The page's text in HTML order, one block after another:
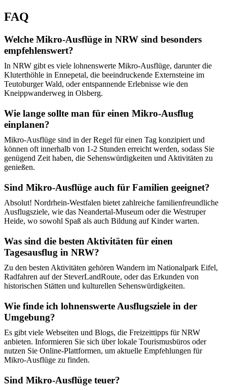
FAQ
Welche Mikro-Ausflüge in NRW sind besonders
empfehlenswert?
In NRW gibt es viele lohnenswerte Mikro-Ausflüge, darunter die
Kluterthöhle in Ennepetal, die beeindruckende Externsteine im
Teutoburger Wald, oder entspannende Erlebnisse wie den
Kneippwanderweg in Olsberg.
Wie lange sollte man für einen Mikro-Ausflug
einplanen?
Mikro-Ausflüge sind in der Regel für einen Tag konzipiert und
können oft innerhalb von 1-2 Stunden erreicht werden, sodass Sie
genügend Zeit haben, die Sehenswürdigkeiten und Aktivitäten zu
genießen.
Sind Mikro-Ausflüge auch für Familien geeignet?
Absolut! Nordrhein-Westfalen bietet zahlreiche familienfreundliche
Ausflugsziele, wie das Neandertal-Museum oder die Westruper
Heide, wo sowohl Spaß als auch Bildung auf Kinder warten.
Was sind die besten Aktivitäten für einen
Tagesausflug in NRW?
Zu den besten Aktivitäten gehören Wandern im Nationalpark Eifel,
Radfahren auf der SteverLandRoute, oder das Erkunden von
historischen Stätten und kulturellen Sehenswürdigkeiten.
Wie finde ich lohnenswerte Ausflugsziele in der
Umgebung?
Es gibt viele Webseiten und Blogs, die Freizeittipps für NRW
anbieten. Informieren Sie sich über lokale Tourismusbüros oder
nutzen Sie Online-Plattformen, um aktuelle Empfehlungen für
Mikro-Ausflüge zu finden.
Sind Mikro-Ausflüge teuer?